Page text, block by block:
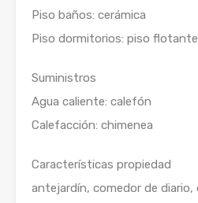
Piso baños: cerámica
Piso dormitorios: piso flotante
Suministros
Agua caliente: calefón
Calefacción: chimenea
Características propiedad
antejardín, comedor de